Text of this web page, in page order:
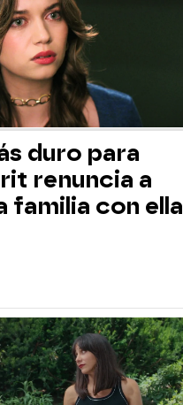
duro para
renuncia a
familia con ella